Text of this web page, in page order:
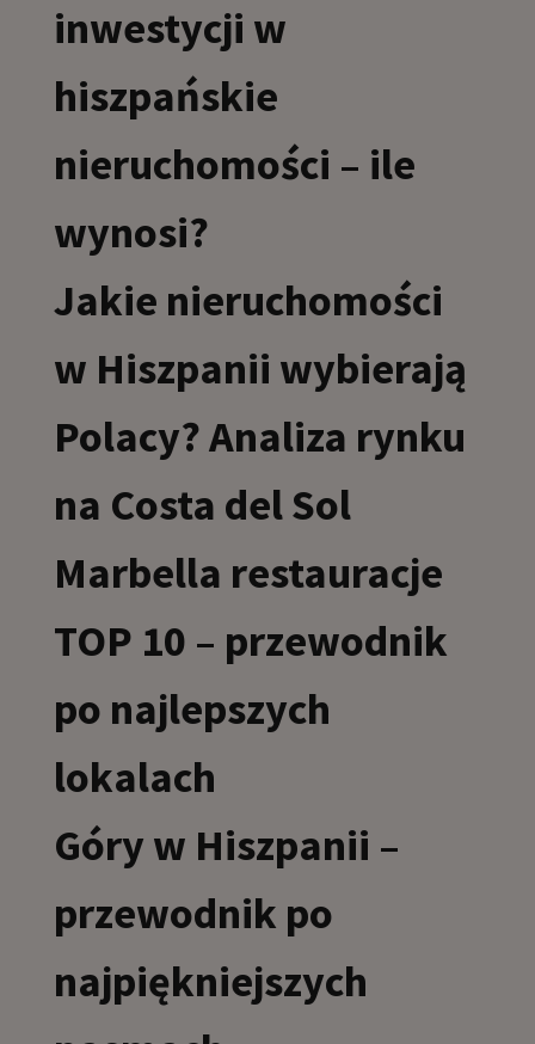
inwestycji w
hiszpańskie
nieruchomości – ile
wynosi?
Jakie nieruchomości
w Hiszpanii wybierają
Polacy? Analiza rynku
na Costa del Sol
Marbella restauracje
TOP 10 – przewodnik
po najlepszych
lokalach
Góry w Hiszpanii –
przewodnik po
najpiękniejszych